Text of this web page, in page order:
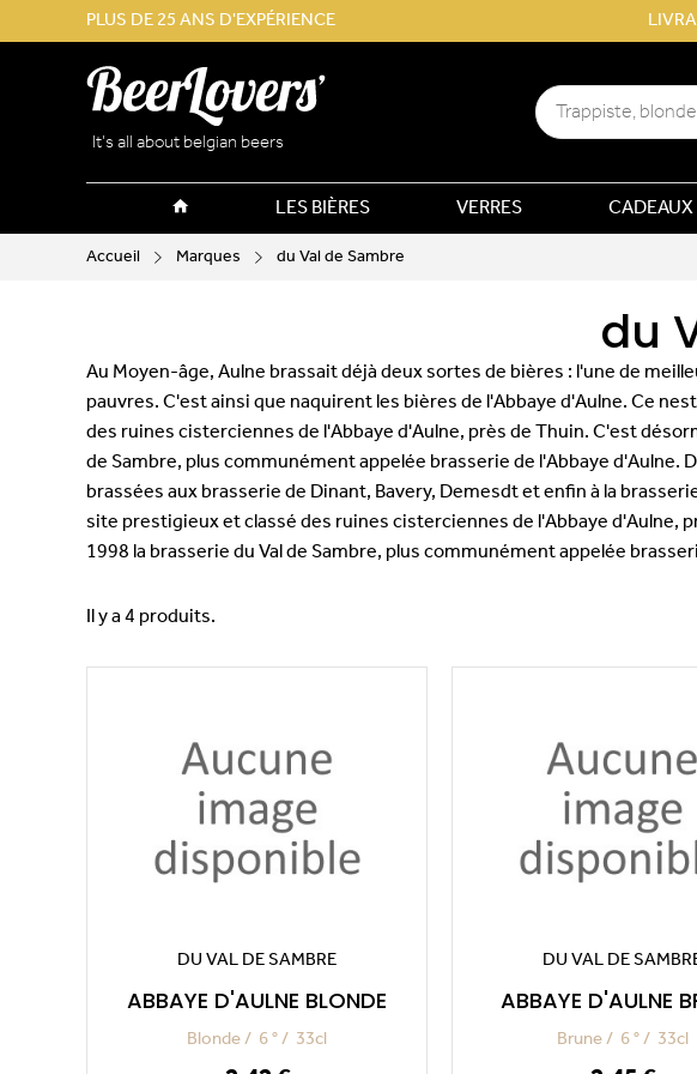
PLUS DE 25 ANS D'EXPÉRIENCE
It’s all about belgian beers
LES BIÈRES VERRES CADEAUX
Accueil Marques du Val de Sambre
du
Au Moyen-âge, Aulne brassait déjà deux sortes de bières : l'une de
pauvres. C'est ainsi que naquirent les bières de l'Abbaye d'Aulne. Ce
des ruines cisterciennes de l'Abbaye d'Aulne, près de Thuin. C'est
de Sambre, plus communément appelée brasserie de l'Abbaye
brassées aux brasserie de Dinant, Bavery, Demesdt et enfin à la
site prestigieux et classé des ruines cisterciennes de l'Abbaye d'Aulne,
1998 la brasserie du Val de Sambre, plus communément appelée
Il y a 4 produits.
DU VAL DE SAMBRE
ABBAYE D'AULNE BLONDE
Blonde 6 ° 33cl
DU VAL DE
ABBAYE D'AULNE
Brune 6 ° 33cl